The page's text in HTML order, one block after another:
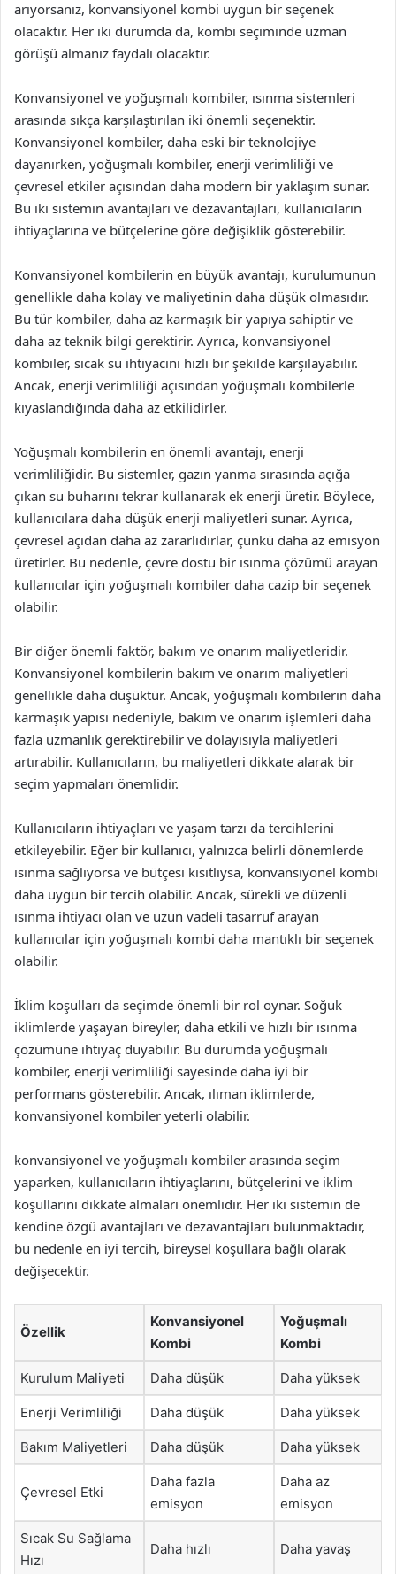
arıyorsanız, konvansiyonel kombi uygun bir seçenek
olacaktır. Her iki durumda da, kombi seçiminde uzman
görüşü almanız faydalı olacaktır.
Konvansiyonel ve yoğuşmalı kombiler, ısınma sistemleri
arasında sıkça karşılaştırılan iki önemli seçenektir.
Konvansiyonel kombiler, daha eski bir teknolojiye
dayanırken, yoğuşmalı kombiler, enerji verimliliği ve
çevresel etkiler açısından daha modern bir yaklaşım sunar.
Bu iki sistemin avantajları ve dezavantajları, kullanıcıların
ihtiyaçlarına ve bütçelerine göre değişiklik gösterebilir.
Konvansiyonel kombilerin en büyük avantajı, kurulumunun
genellikle daha kolay ve maliyetinin daha düşük olmasıdır.
Bu tür kombiler, daha az karmaşık bir yapıya sahiptir ve
daha az teknik bilgi gerektirir. Ayrıca, konvansiyonel
kombiler, sıcak su ihtiyacını hızlı bir şekilde karşılayabilir.
Ancak, enerji verimliliği açısından yoğuşmalı kombilerle
kıyaslandığında daha az etkilidirler.
Yoğuşmalı kombilerin en önemli avantajı, enerji
verimliliğidir. Bu sistemler, gazın yanma sırasında açığa
çıkan su buharını tekrar kullanarak ek enerji üretir. Böylece,
kullanıcılara daha düşük enerji maliyetleri sunar. Ayrıca,
çevresel açıdan daha az zararlıdırlar, çünkü daha az emisyon
üretirler. Bu nedenle, çevre dostu bir ısınma çözümü arayan
kullanıcılar için yoğuşmalı kombiler daha cazip bir seçenek
olabilir.
Bir diğer önemli faktör, bakım ve onarım maliyetleridir.
Konvansiyonel kombilerin bakım ve onarım maliyetleri
genellikle daha düşüktür. Ancak, yoğuşmalı kombilerin daha
karmaşık yapısı nedeniyle, bakım ve onarım işlemleri daha
fazla uzmanlık gerektirebilir ve dolayısıyla maliyetleri
artırabilir. Kullanıcıların, bu maliyetleri dikkate alarak bir
seçim yapmaları önemlidir.
Kullanıcıların ihtiyaçları ve yaşam tarzı da tercihlerini
etkileyebilir. Eğer bir kullanıcı, yalnızca belirli dönemlerde
ısınma sağlıyorsa ve bütçesi kısıtlıysa, konvansiyonel kombi
daha uygun bir tercih olabilir. Ancak, sürekli ve düzenli
ısınma ihtiyacı olan ve uzun vadeli tasarruf arayan
kullanıcılar için yoğuşmalı kombi daha mantıklı bir seçenek
olabilir.
İklim koşulları da seçimde önemli bir rol oynar. Soğuk
iklimlerde yaşayan bireyler, daha etkili ve hızlı bir ısınma
çözümüne ihtiyaç duyabilir. Bu durumda yoğuşmalı
kombiler, enerji verimliliği sayesinde daha iyi bir
performans gösterebilir. Ancak, ılıman iklimlerde,
konvansiyonel kombiler yeterli olabilir.
konvansiyonel ve yoğuşmalı kombiler arasında seçim
yaparken, kullanıcıların ihtiyaçlarını, bütçelerini ve iklim
koşullarını dikkate almaları önemlidir. Her iki sistemin de
kendine özgü avantajları ve dezavantajları bulunmaktadır,
bu nedenle en iyi tercih, bireysel koşullara bağlı olarak
değişecektir.
Özellik
Konvansiyonel
Kombi
Yoğuşmalı
Kombi
Kurulum Maliyeti Daha düşük Daha yüksek
Enerji Verimliliği Daha düşük Daha yüksek
Bakım Maliyetleri Daha düşük Daha yüksek
Çevresel Etki
Daha fazla
emisyon
Daha az
emisyon
Sıcak Su Sağlama
Hızı
Daha hızlı Daha yavaş